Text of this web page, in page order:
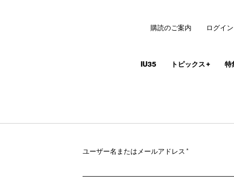
IU35 トピックス+ 特
購読のご案内 ログイン
ユーザー名またはメールアドレス*必